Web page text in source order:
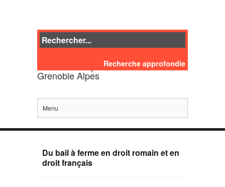
des bibliothèques de l'Université
Grenoble Alpes
Recherche approfondie
Menu
Du bail à ferme en droit romain et en
droit français